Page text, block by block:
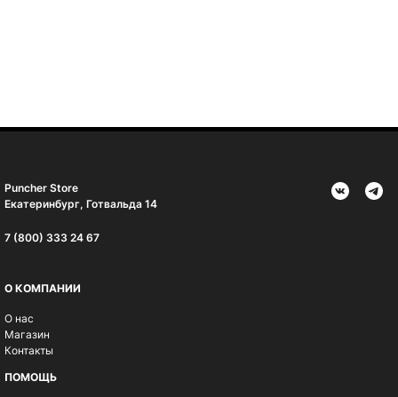
Puncher Store
Екатеринбург, Готвальда 14
7 (800) 333 24 67
О КОМПАНИИ
О нас
Магазин
Контакты
ПОМОЩЬ